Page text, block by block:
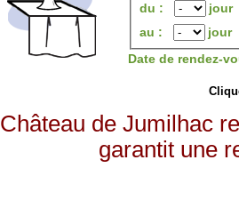
du :
jour
au :
jour
Date de rendez-
Château de Jumilhac
garantit une